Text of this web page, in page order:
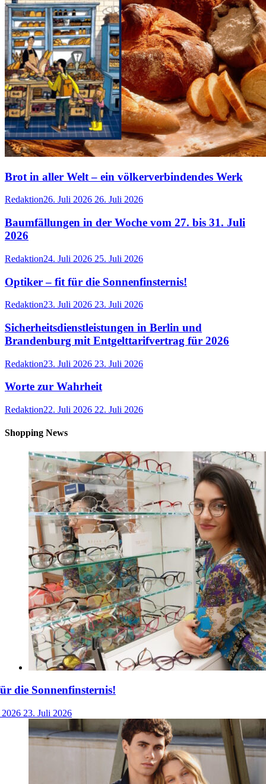
Brot in aller Welt – ein völkerverbindendes Werk
Redaktion26. Juli 2026 26. Juli 2026
Baumfällungen in der Woche vom 27. bis 31. Juli
2026
Redaktion24. Juli 2026 25. Juli 2026
Optiker – fit für die Sonnenfinsternis!
Redaktion23. Juli 2026 23. Juli 2026
Sicherheitsdienstleistungen in Berlin und
Brandenburg mit Entgelttarifvertrag für 2026
Redaktion23. Juli 2026 23. Juli 2026
Worte zur Wahrheit
Redaktion22. Juli 2026 22. Juli 2026
Shopping News
die Sonnenfinsternis!
23. Juli 2026